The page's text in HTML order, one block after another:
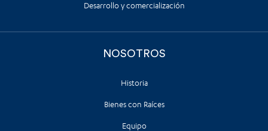
Desarrollo y comercialización
NOSOTROS
Historia
Bienes con Raíces
Equipo